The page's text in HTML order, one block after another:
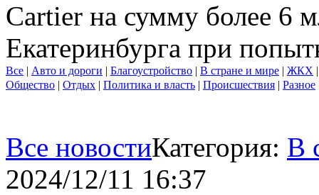
Cartier на сумму более 6
Екатеринбурга при
Все | Авто и дороги | Благоустройство | В стране и мире | ЖКХ
Общество | Отдых | Политика и власть | Происшествия | Разное
Все новостиКатегория: В
2024/12/11 16:37